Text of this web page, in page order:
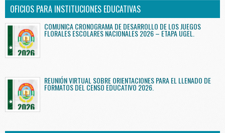
OFICIOS PARA INSTITUCIONES EDUCATIVAS
COMUNICA CRONOGRAMA DE DESARROLLO DE LOS JUEGOS
FLORALES ESCOLARES NACIONALES 2026 – ETAPA UGEL.
REUNIÓN VIRTUAL SOBRE ORIENTACIONES PARA EL LLENADO DE
FORMATOS DEL CENSO EDUCATIVO 2026.